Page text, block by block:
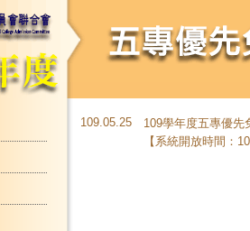
109.05.25
109學年度五專優先
【系統開放時間：